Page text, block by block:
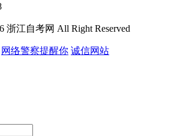
浙江自考网 All Right Reserved
网络警察提醒你 诚信网站